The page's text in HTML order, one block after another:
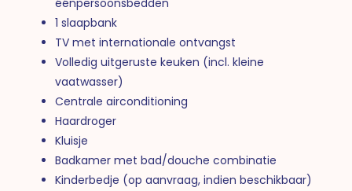
éénpersoonsbedden
1 slaapbank
TV met internationale ontvangst
Volledig uitgeruste keuken (incl. kleine
vaatwasser)
Centrale airconditioning
Haardroger
Kluisje
Badkamer met bad/douche combinatie
Kinderbedje (op aanvraag, indien beschikbaar)